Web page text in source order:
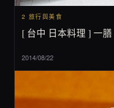
2 旅行與美食
[ 台中 日本料理 ] 一
2014/08/22